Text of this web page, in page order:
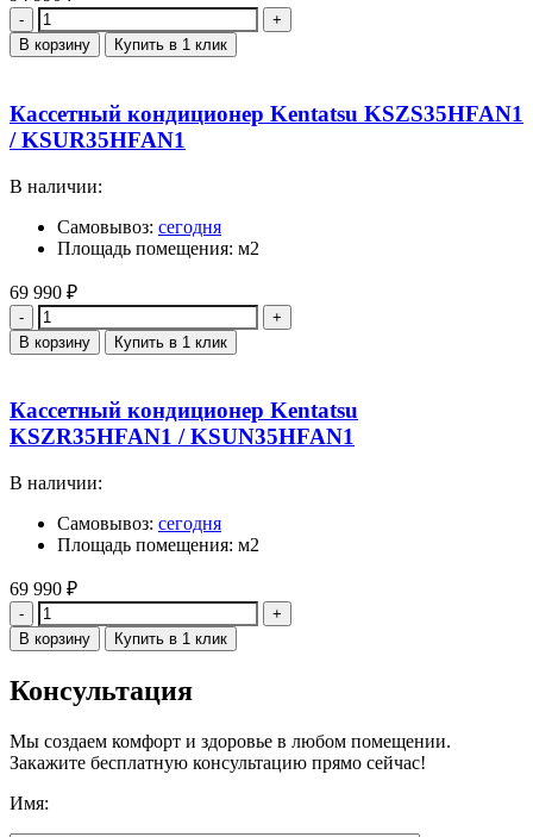
Количество
В корзину Купить в 1 клик
Кассетный кондиционер Kentatsu KSZS35HFAN1
/ KSUR35HFAN1
В наличии:
Самовывоз: сегодня
Площадь помещения: м2
69 990 ₽
Количество
В корзину Купить в 1 клик
Кассетный кондиционер Kentatsu
KSZR35HFAN1 / KSUN35HFAN1
В наличии:
Самовывоз: сегодня
Площадь помещения: м2
69 990 ₽
Количество
В корзину Купить в 1 клик
Консультация
Мы создаем комфорт и здоровье в любом помещении.
Закажите бесплатную консультацию прямо сейчас!
Имя: